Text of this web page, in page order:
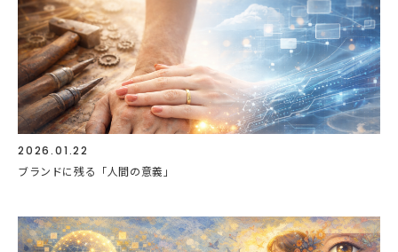
2026.01.22
ブランドに残る「人間の意義」